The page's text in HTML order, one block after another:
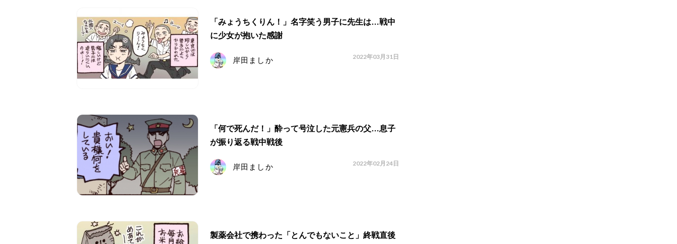
「みょうちくりん！」名字笑う男子に先生は…戦中
に少女が抱いた感謝
岸田ましか 2022年03月31日
「何で死んだ！」酔って号泣した元憲兵の父…息子
が振り返る戦中戦後
岸田ましか 2022年02月24日
製薬会社で携わった「とんでもないこと」終戦直後